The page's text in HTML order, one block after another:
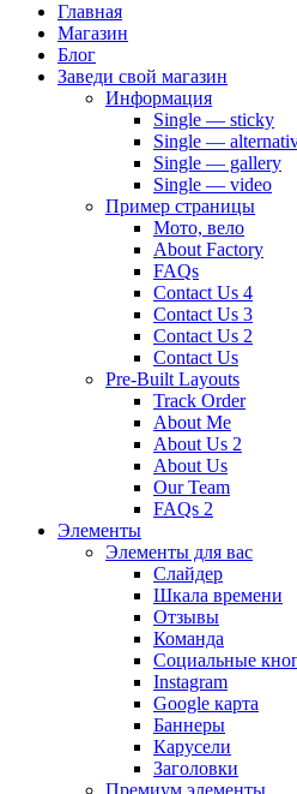
Главная
Магазин
Блог
Заведи свой магазин
Информация
Single — sticky
Single —
Single — gallery
Single — video
Пример страницы
Мото, вело
About Factory
FAQs
Contact Us 4
Contact Us 3
Contact Us 2
Contact Us
Pre-Built Layouts
Track Order
About Me
About Us 2
About Us
Our Team
FAQs 2
Элементы
Элементы для вас
Слайдер
Шкала времени
Отзывы
Команда
Социальные
Instagram
Google карта
Баннеры
Карусели
Заголовки
Премиум элементы